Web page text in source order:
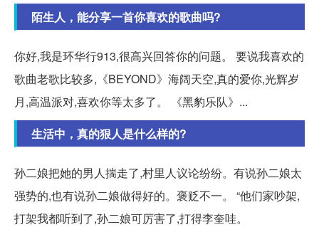
陌生人，能分享一首你喜欢的歌曲吗?
你好,我是环华行913,很高兴回答你的问题。 要说我喜欢的
歌曲老歌比较多,《BEYOND》海阔天空,真的爱你,光辉岁
月,高温派对,喜欢你等太多了。 《黑豹乐队》...
生活中，真的狠人是什么样的?
孙二娘把她的男人揣走了,村里人议论纷纷。有说孙二娘太
强势的,也有说孙二娘做得好的。褒贬不一。 “他们家吵架,
打架我都听到了,孙二娘可厉害了,打得李奎哇。